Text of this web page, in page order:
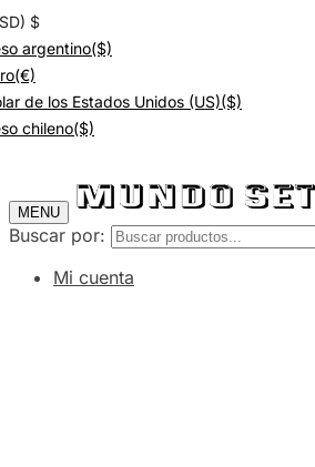
$
argentino($)
(€)
de los Estados Unidos (US)($)
chileno($)
MENU
Buscar por:
Mi cuenta